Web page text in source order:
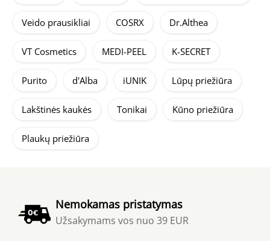
Veido prausikliai COSRX Dr.Althea
VT Cosmetics MEDI-PEEL K-SECRET
Purito d'Alba iUNIK Lūpų priežiūra
Lakštinės kaukės Tonikai Kūno priežiūra
Plaukų priežiūra
Nemokamas pristatymas
Užsakymams vos nuo 39 EUR